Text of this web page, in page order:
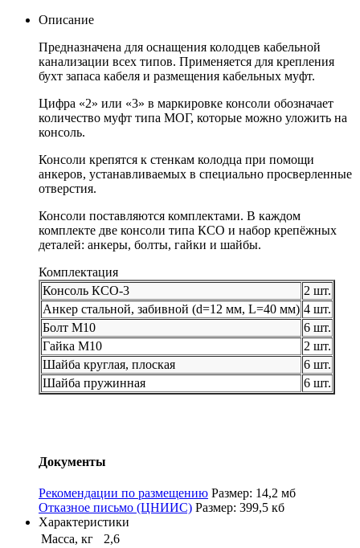
Описание
Предназначена для оснащения колодцев кабельной
канализации всех типов. Применяется для крепления
бухт запаса кабеля и размещения кабельных муфт.
Цифра «2» или «3» в маркировке консоли обозначает
количество муфт типа МОГ, которые можно уложить на
консоль.
Консоли крепятся к стенкам колодца при помощи
анкеров, устанавливаемых в специально просверленные
отверстия.
Консоли поставляются комплектами. В каждом
комплекте две консоли типа КСО и набор крепёжных
деталей: анкеры, болты, гайки и шайбы.
Комплектация
Консоль КСО-3
2 шт.
Анкер стальной, забивной (d=12 мм, L=40 мм) 4 шт.
Болт М10
6 шт.
Гайка М10
2 шт.
Шайба круглая, плоская
6 шт.
Шайба пружинная
6 шт.
Документы
Рекомендации по размещению Размер: 14,2 мб
Отказное письмо (ЦНИИС) Размер: 399,5 кб
Характеристики
Масса, кг
2,6